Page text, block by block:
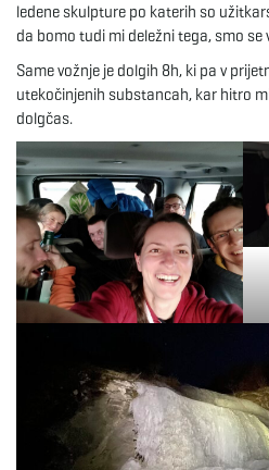
ledene skulpture po katerih so
da bomo tudi mi deležni tega, smo se
Same vožnje je dolgih 8h, ki pa v
utekočinjenih substancah, kar hitro
dolgčas.